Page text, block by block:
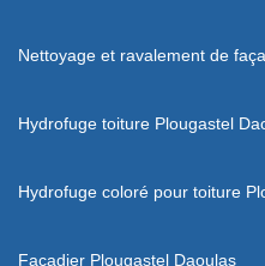
Nettoyage et ravalement de
Hydrofuge toiture Plougastel
Hydrofuge coloré pour toiture
Façadier Plougastel Daoulas